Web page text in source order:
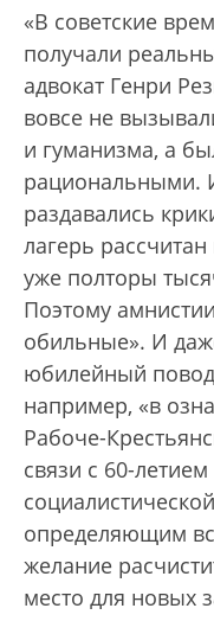
«В советские
получали
адвокат Генри
вовсе не
и гуманизма, а
рациональными.
раздавались
лагерь
уже полторы
Поэтому
обильные». И
юбилейный
например, «в
Рабоче-
связи с 60-
определяющим
желание
место для новых